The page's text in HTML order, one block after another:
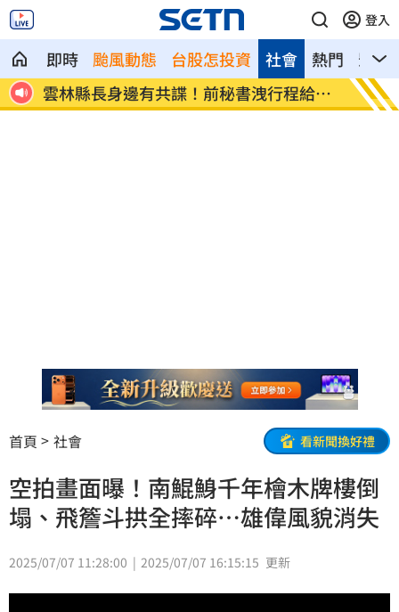
登入
即時 颱風動態 台股怎投資 熱門 影音
社會
中
知名男星下班路寵粉遭檢舉 慘被公安約
談
永慶
首頁 社會 看新聞換好禮
空拍畫面曝！南鯤鯓千年檜木牌樓倒
塌、飛簷斗拱全摔碎…雄偉風貌消失
2025/07/07 11:28:00 2025/07/07 16:15:15 更新